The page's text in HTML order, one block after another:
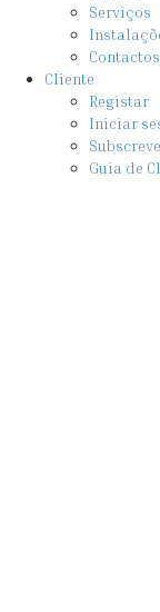
Serviços
Contactos
Cliente
Registar
Iniciar
Guia de